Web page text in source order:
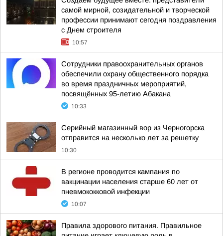
самой мирной, созидательной и творческой
профессии принимают сегодня поздравления
с Днем строителя
10:57
Сотрудники правоохранительных органов
обеспечили охрану общественного порядка
во время праздничных мероприятий,
посвящённых 95-летию Абакана
10:33
Серийный магазинный вор из Черногорска
отправится на несколько лет за решетку
10:30
В регионе проводится кампания по
вакцинации населения старше 60 лет от
пневмококковой инфекции
10:07
Правила здорового питания. Правильное